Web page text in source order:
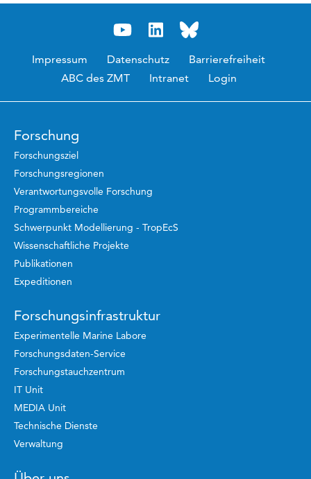
Impressum Datenschutz
Barrierefreiheit
ABC des ZMT
Intranet Login
Forschung
Forschungsziel
Forschungsregionen
Verantwortungsvolle Forschung
Programmbereiche
Schwerpunkt Modellierung - TropEcS
Wissenschaftliche Projekte
Publikationen
Expeditionen
Forschungsinfrastruktur
Experimentelle Marine Labore
Forschungsdaten-Service
Forschungstauchzentrum
IT Unit
MEDIA Unit
Technische Dienste
Verwaltung